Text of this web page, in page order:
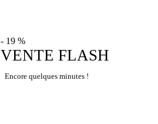
- 19 %
VENTE FLASH
Encore quelques minutes !